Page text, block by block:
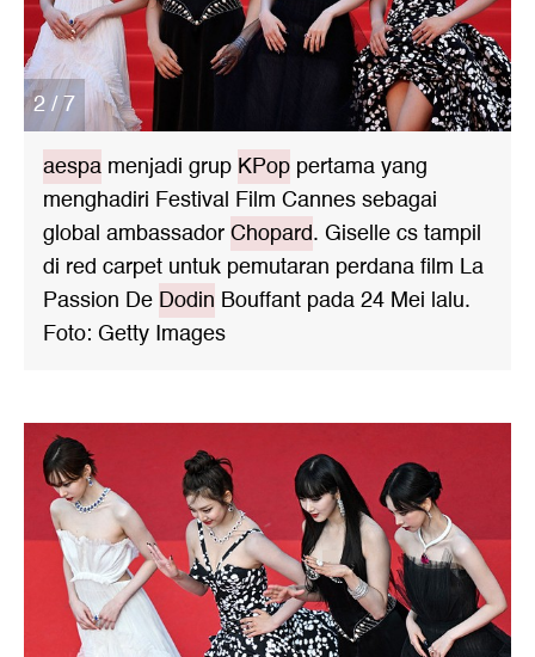
2 / 7
aespa menjadi grup KPop pertama yang
menghadiri Festival Film Cannes sebagai
global ambassadorChopard. Giselle cs tampil
di red carpet untuk pemutaran perdana film La
Passion De Dodin Bouffant pada 24 Mei lalu.
Foto: Getty Images